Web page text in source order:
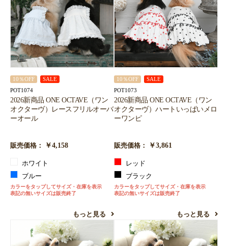
10％OFF SALE
POT1074
2026新商品 ONE OCTAVE（ワン
オクターヴ）レースフリルオーバ
ーオール
販売価格： ￥4,158
ホワイト
ブルー
カラーをタップしてサイズ・在庫を表示
表記の無いサイズは販売終了
もっと見る
10％OFF SALE
POT1073
2026新商品 ONE OCTAVE（ワン
オクターヴ）ハートいっぱいメロ
ーワンピ
販売価格： ￥3,861
レッド
ブラック
カラーをタップしてサイズ・在庫を表示
表記の無いサイズは販売終了
もっと見る